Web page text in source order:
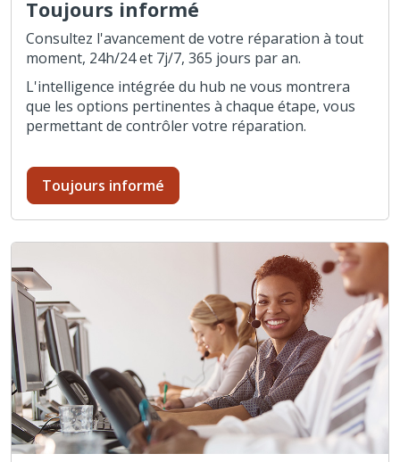
Toujours informé
Consultez l'avancement de votre réparation à tout
moment, 24h/24 et 7j/7, 365 jours par an.
L'intelligence intégrée du hub ne vous montrera
que les options pertinentes à chaque étape, vous
permettant de contrôler votre réparation.
Toujours informé